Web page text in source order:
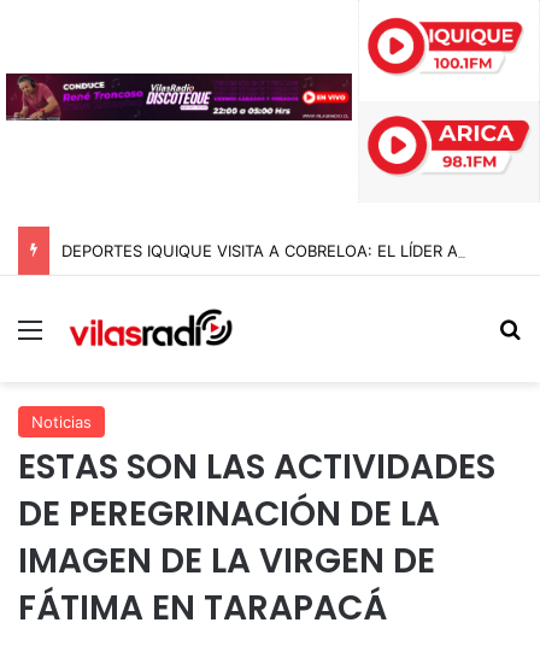
Menú
Noticias
ESTAS SON LAS ACTIVIDADES
DE PEREGRINACIÓN DE LA
IMAGEN DE LA VIRGEN DE
FÁTIMA EN TARAPACÁ